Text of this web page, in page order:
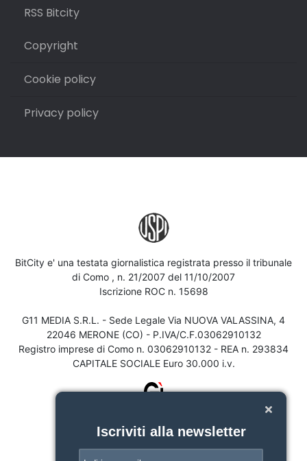
RSS Bitcity
Copyright
Cookie policy
Privacy policy
BitCity e' una testata giornalistica registrata presso il tribunale
di Como , n. 21/2007 del 11/10/2007
Iscrizione ROC n. 15698
G11 MEDIA S.R.L. - Sede Legale Via NUOVA VALASSINA, 4
22046 MERONE (CO) - P.IVA/C.F.03062910132
Registro imprese di Como n. 03062910132 - REA n. 293834
CAPITALE SOCIALE Euro 30.000 i.v.
Iscriviti alla newsletter